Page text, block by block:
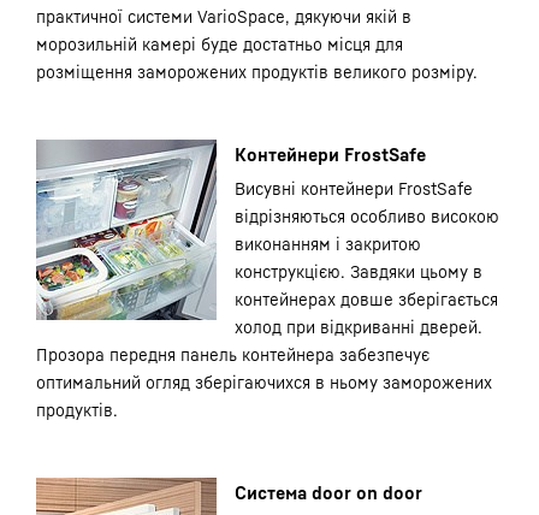
практичної системи VarioSpace, дякуючи якій в
морозильній камері буде достатньо місця для
розміщення заморожених продуктів великого розміру.
Контейнери FrostSafe
Висувні контейнери FrostSafe
відрізняються особливо високою
виконанням і закритою
конструкцією. Завдяки цьому в
контейнерах довше зберігається
холод при відкриванні дверей.
Прозора передня панель контейнера забезпечує
оптимальний огляд зберігаючихся в ньому заморожених
продуктів.
Система door on door